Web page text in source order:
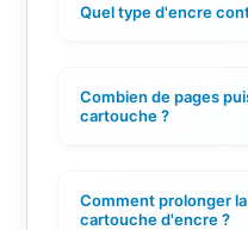
Quel type d'encre
Combien de pages
cartouche ?
Comment prolonger
cartouche d'encre ?